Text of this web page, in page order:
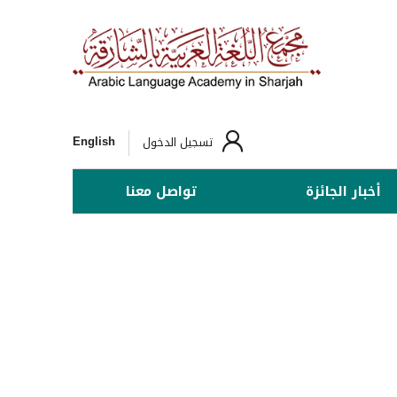
تسجيل الدخول English
أخبار الجائزة تواصل معنا